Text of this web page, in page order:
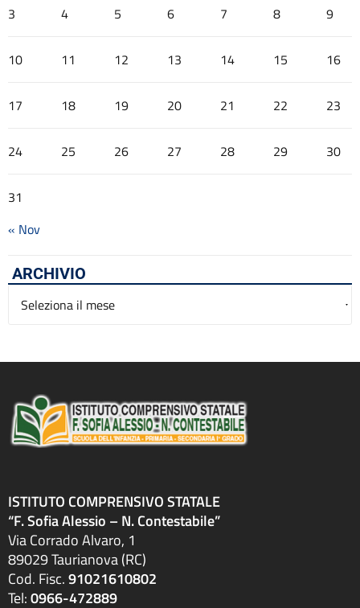
3 4 5 6 7 8 9
10 11 12 13 14 15 16
17 18 19 20 21 22 23
24 25 26 27 28 29 30
31
« Nov
ARCHIVIO
Archivio
ISTITUTO COMPRENSIVO STATALE
“F. Sofia Alessio – N. Contestabile”
Via Corrado Alvaro, 1
89029 Taurianova (RC)
Cod. Fisc.91021610802
Tel:0966-472889